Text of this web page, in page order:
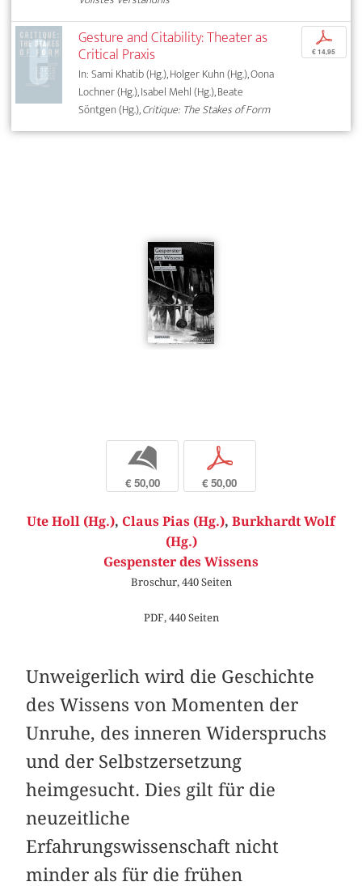
Gesture and Citability: Theater as
Critical Praxis
In: Sami Khatib (Hg.), Holger Kuhn (Hg.), Oona
Lochner (Hg.), Isabel Mehl (Hg.), Beate
Söntgen (Hg.),Critique: The Stakes of Form
p
€ 14,95
b
€ 50,00
p
€ 50,00
Ute Holl (Hg.), Claus Pias (Hg.), Burkhardt Wolf
(Hg.)
Gespenster des Wissens
Broschur, 440 Seiten
PDF, 440 Seiten
Unweigerlich wird die Geschichte
des Wissens von Momenten der
Unruhe, des inneren Widerspruchs
und der Selbstzersetzung
heimgesucht. Dies gilt für die
neuzeitliche
Erfahrungswissenschaft nicht
minder als für die frühen